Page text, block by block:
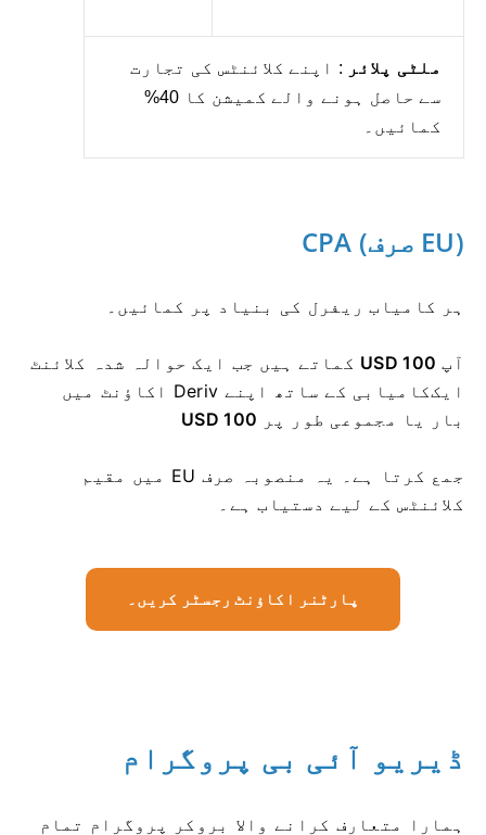
ملٹی پلائر : اپنے کلائنٹس کی تجارت
سے حاصل ہونے والے کمیشن کا 40%
کمائیں۔
CPA (صرف EU)
ہر کامیاب ریفرل کی بنیاد پر کمائیں۔
آپ USD 100 کماتے ہیں جب ایک حوالہ شدہ کلائنٹ
کامیابی کے ساتھ اپنے Deriv اکاؤنٹ میںایک
بار یا مجموعی طور پر USD 100
جمع کرتا ہے۔ یہ منصوبہ صرف EU میں مقیم
کلائنٹس کے لیے دستیاب ہے۔
پارٹنر اکاؤنٹ رجسٹر کریں۔
ڈیریو آئی بی پروگرام
ہمارا متعارف کرانے والا بروکر پروگرام تمام